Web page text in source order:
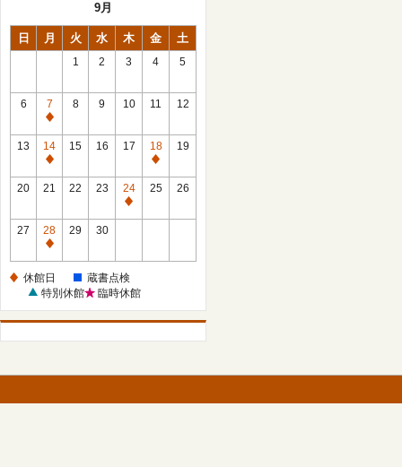
9月
日 月 火 水 木 金 土
1 2 3 4 5
6
7
休
館
日
8 9 10 11 12
13
14
休
館
15 16 17
18
休
館
19
20 21 22 23
24
休
25 26
27
28
休
日
29 30
休館日
蔵書点検
特別休館
臨時休館